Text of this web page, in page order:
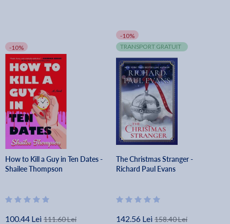
-10%
How to Kill a Guy in Ten Dates -
Shailee Thompson
100.44 Lei 111.60 Lei
-10%
TRANSPORT GRATUIT
The Christmas Stranger -
Richard Paul Evans
142.56 Lei 158.40 Lei